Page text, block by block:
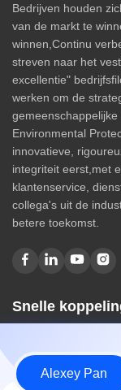
Bedrijven houden
van de markt te
winnen,Continu
streven naar het
excellentie"
werken om de
Environmental
innovatieve,
integriteit eerst,met
klantenservice,
collega's uit de
betere toekomst.
Snelle
Over ons
productenAlexey Pan